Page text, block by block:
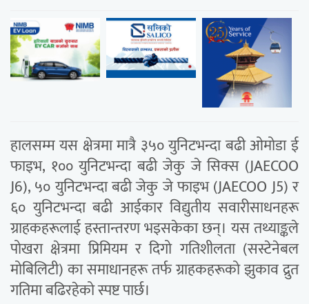
हालसम्म यस क्षेत्रमा मात्रै ३५० युनिटभन्दा बढी ओमोडा ई
फाइभ, १०० युनिटभन्दा बढी जेकु जे सिक्स (JAECOO
J6), ५० युनिटभन्दा बढी जेकु जे फाइभ (JAECOO J5) र
६० युनिटभन्दा बढी आईकार विद्युतीय सवारीसाधनहरू
ग्राहकहरूलाई हस्तान्तरण भइसकेका छन्। यस तथ्याङ्कले
पोखरा क्षेत्रमा प्रिमियम र दिगो गतिशीलता (सस्टेनेबल
मोबिलिटी) का समाधानहरू तर्फ ग्राहकहरूको झुकाव द्रुत
गतिमा बढिरहेको स्पष्ट पार्छ।